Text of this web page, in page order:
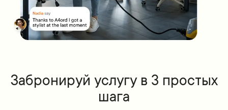
Забронируй услугу в 3 простых
шага